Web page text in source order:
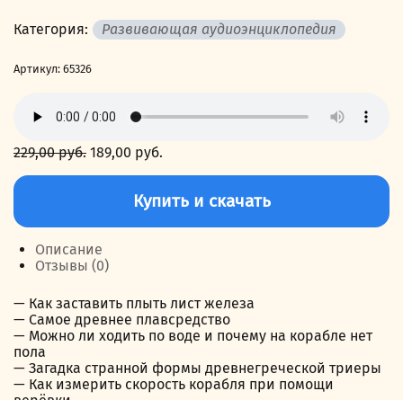
Категория: Развивающая аудиоэнциклопедия
Артикул: 65326
229,00руб. Первоначальная
229,00 руб..
189,00 руб.
Количество
Корабли
Купить и скачать
Описание
Отзывы (0)
— Как заставить плыть лист железа
— Самое древнее плавсредство
— Можно ли ходить по воде и почему на корабле нет
пола
— Загадка странной формы древнегреческой триеры
— Как измерить скорость корабля при помощи